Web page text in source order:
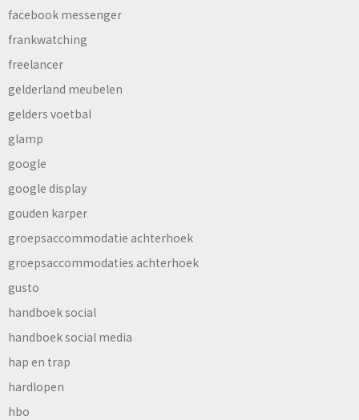
facebook messenger
frankwatching
freelancer
gelderland meubelen
gelders voetbal
glamp
google
google display
gouden karper
groepsaccommodatie achterhoek
groepsaccommodaties achterhoek
gusto
handboek social
handboek social media
hap en trap
hardlopen
hbo